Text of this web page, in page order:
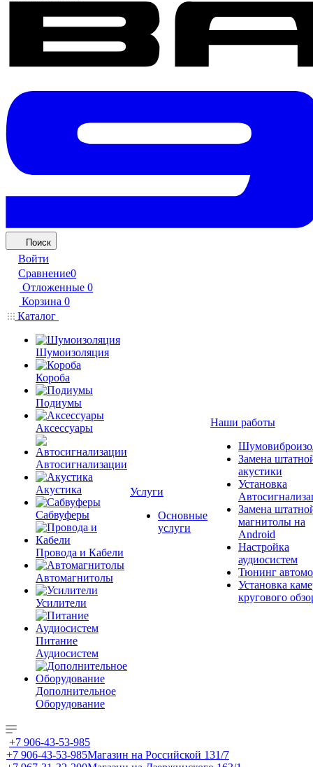
Поиск
Войти
Сравнение0
Отложенные 0
Корзина 0
Каталог
Шумоизоляция
Короба
Подиумы
Аксессуары
Автосигнализации
Акустика
Сабвуферы
Провода и Кабели
Автомагнитолы
Усилители
Питание
Аудиосистем
Дополнительное
Оборудование
Услуги
Основные
услуги
Наши работы
Замена
акустики
Установка
Замена
магнитолы на
Android
Настройка
аудиосистем
Тюнинг
Установка
кругового
+7 906-43-53-985
+7 906-43-53-985Магазин на Российской 131/7